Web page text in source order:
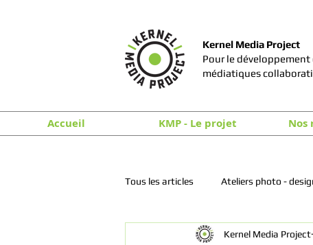
Kernel Media Project
Pour le
médiatiques
Accueil KMP - Le projet Nos
Tous les articles Ateliers photo -
Kernel Media Project